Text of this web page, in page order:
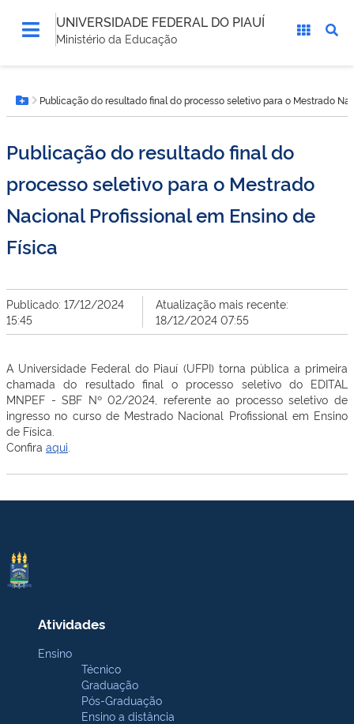
UNIVERSIDADE FEDERAL DO PIAUÍ
Ministério da Educação
está
aqui:Botão Menu
Publicação do resultado final do processo seletivo para o Mestrado
Publicação do resultado final do
processo seletivo para o Mestrado
Nacional Profissional em Ensino de
Física
Publicado: 17/12/2024
15:45
Atualização mais recente:
18/12/2024 07:55
A Universidade Federal do Piauí (UFPI) torna pública a primeira
chamada do resultado final o processo seletivo do EDITAL
MNPEF - SBF Nº 02/2024, referente ao processo seletivo de
ingresso no curso de Mestrado Nacional Profissional em Ensino
de Física.
Confira aqui
Atividades
Ensino
Técnico
Graduação
Pós-Graduação
Ensino a distância